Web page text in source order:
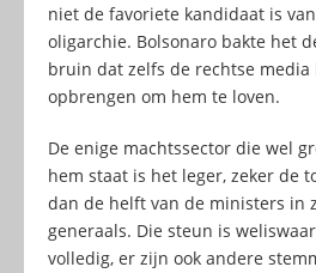
niet de favoriete kandidaat is
oligarchie. Bolsonaro bakte het
bruin dat zelfs de rechtse
opbrengen om hem te loven.
De enige machtssector die wel
hem staat is het leger, zeker de
dan de helft van de ministers in
generaals. Die steun is
volledig, er zijn ook andere